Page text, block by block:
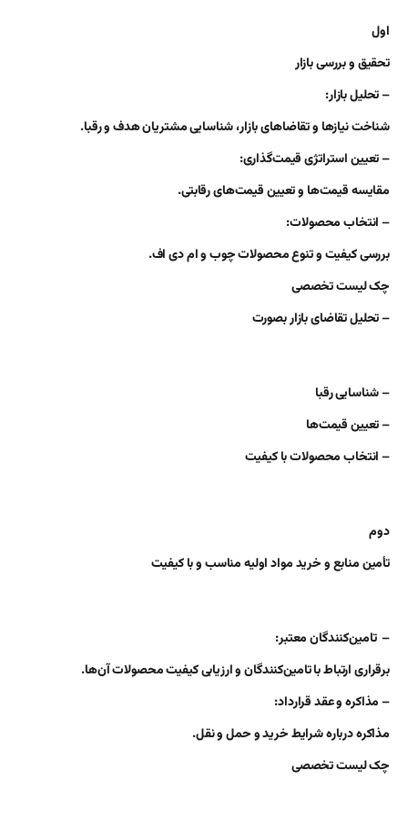
اول
تحقیق و بررسی بازار
– تحلیل بازار:
شناخت نیازها و تقاضاهای بازار، شناسایی مشتریان هدف و رقبا.
– تعیین استراتژی قیمت‌گذاری:
مقایسه قیمت‌ها و تعیین قیمت‌های رقابتی.
– انتخاب محصولات:
بررسی کیفیت و تنوع محصولات چوب و ام دی اف.
چک لیست تخصصی
– تحلیل تقاضای بازار بصورت
– شناسایی رقبا
– تعیین قیمت‌ها
– انتخاب محصولات با کیفیت
دوم
تأمین منابع و خرید مواد اولیه مناسب و با کیفیت
– تامین‌کنندگان معتبر:
برقراری ارتباط با تامین‌کنندگان و ارزیابی کیفیت محصولات آن‌ها.
– مذاکره و عقد قرارداد:
مذاکره درباره شرایط خرید و حمل و نقل.
چک لیست تخصصی